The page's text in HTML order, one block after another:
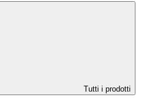
Tutti i prodotti